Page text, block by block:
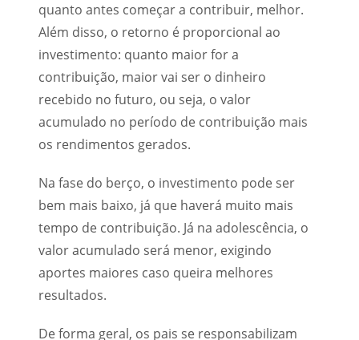
quanto antes começar a contribuir, melhor.
Além disso, o retorno é proporcional ao
investimento: quanto maior for a
contribuição, maior vai ser o dinheiro
recebido no futuro, ou seja, o valor
acumulado no período de contribuição mais
os rendimentos gerados.
Na fase do berço, o investimento pode ser
bem mais baixo, já que haverá muito mais
tempo de contribuição. Já na adolescência, o
valor acumulado será menor, exigindo
aportes maiores caso queira melhores
resultados.
De forma geral, os pais se responsabilizam